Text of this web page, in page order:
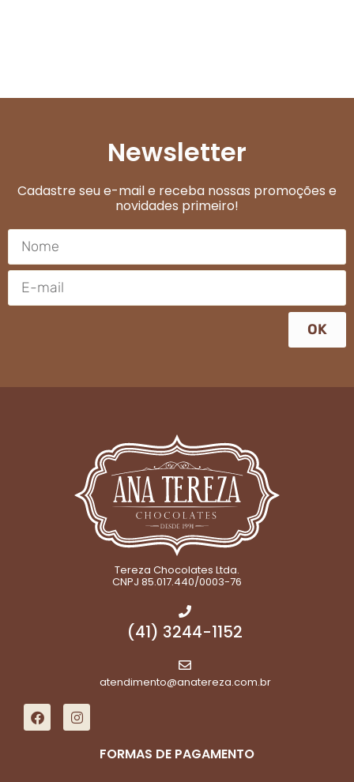
Newsletter
Cadastre seu e-mail e receba nossas promoções e
novidades primeiro!
OK
Tereza Chocolates Ltda.
CNPJ 85.017.440/0003-76
(41) 3244-1152
atendimento@anatereza.com.br
FORMAS DE PAGAMENTO